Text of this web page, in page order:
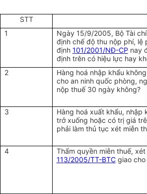
STT
1
Ngày 15/9/2005, Bộ Tài
định chế độ thu nộp phí, lệ
định 101/2001/NĐ-CP nay
định trên có hiệu lực hay
2
Hàng hoá nhập khẩu
cho an ninh quốc phòng,
nộp thuế 30 ngày không?
3
Hàng hoá xuất khẩu, nhập
trở xuống hoặc có trị giá
phải làm thủ tục xét miễn
4
Thẩm quyền miễn thuế,
113/2005/TT-BTCgiao cho